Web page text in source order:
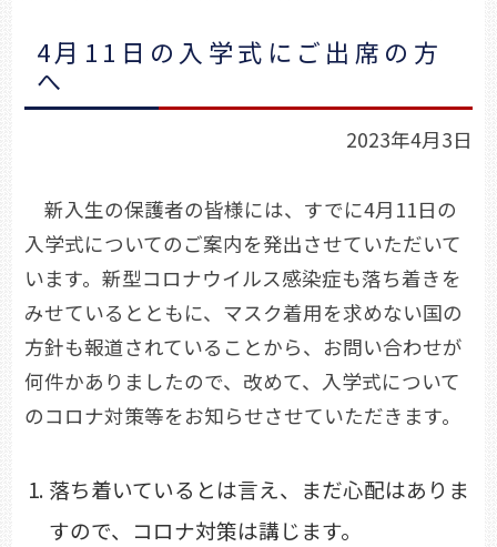
4月11日の入学式にご出席の方
へ
2023年4月3日
新入生の保護者の皆様には、すでに4月11日の
入学式についてのご案内を発出させていただいて
います。新型コロナウイルス感染症も落ち着きを
みせているとともに、マスク着用を求めない国の
方針も報道されていることから、お問い合わせが
何件かありましたので、改めて、入学式について
のコロナ対策等をお知らせさせていただきます。
落ち着いているとは言え、まだ心配はありま
すので、コロナ対策は講じます。